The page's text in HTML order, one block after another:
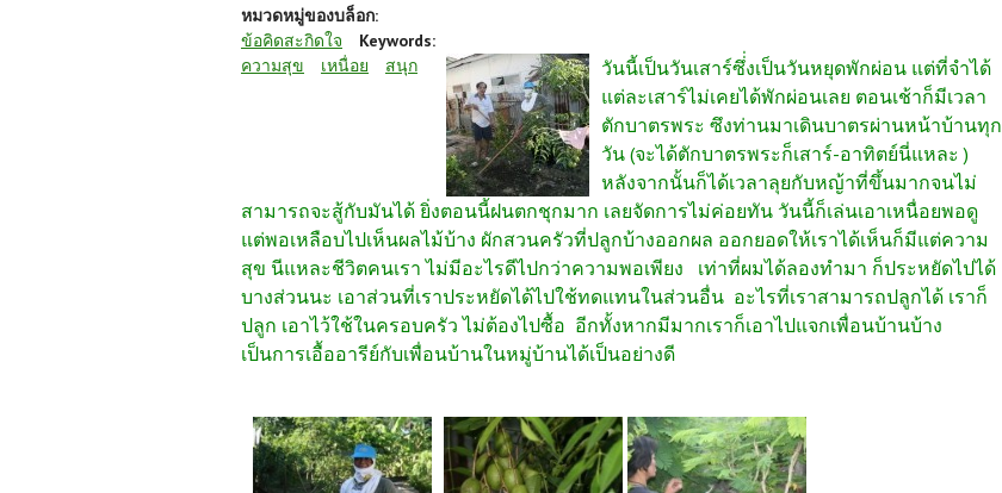
หมวดหมู่ของบล็อก:
ข้อคิดสะกิดใจ
Keywords:
ความสุข
เหนื่อย สนุก
วันนี้เป็นวันเสาร์ซึ่่งเป็นวันหยุดพักผ่อน แต่ที่จำได้
แต่ละเสาร์ไม่เคยได้พักผ่อนเลย ตอนเช้าก็มีเวลา
ตักบาตรพระ ซึงท่านมาเดินบาตรผ่านหน้าบ้านทุก
วัน (จะได้ตักบาตรพระก็เสาร์-อาทิตย์นี่แหละ )
หลังจากนั้นก็ได้เวลาลุยกับหญ้าที่ขึ้นมากจนไม่
สามารถจะสู้กับมันได้ ยิ่งตอนนี้ฝนตกชุกมาก เลยจัดการไม่ค่อยทัน วันนี้ก็เล่นเอาเหนื่อยพอดู
แต่พอเหลือบไปเห็นผลไม้บ้าง ผักสวนครัวที่ปลูกบ้างออกผล ออกยอดให้เราได้เห็นก็มีแต่ความ
สุข นีแหละชีวิตคนเรา ไม่มีอะไรดีไปกว่าความพอเพียง เท่าที่ผมได้ลองทำมา ก็ประหยัดไปได้
บางส่วนนะ เอาส่วนที่เราประหยัดได้ไปใช้ทดแทนในส่วนอื่น อะไรที่เราสามารถปลูกได้ เราก็
ปลูก เอาไว้ใช้ในครอบครัว ไม่ต้องไปซื้อ อีกทั้งหากมีมากเราก็เอาไปแจกเพื่อนบ้านบ้าง
เป็นการเอื้ออารีย์กับเพื่อนบ้านในหมู่บ้านได้เป็นอย่างดี